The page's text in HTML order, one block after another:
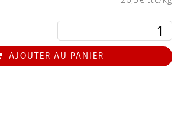
AJOUTER AU PANIER